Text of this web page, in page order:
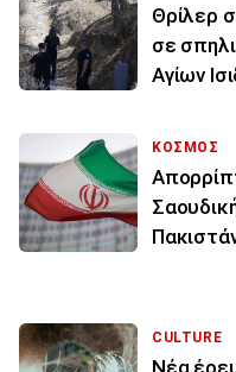
Θρίλερ
σε
Αγίων
ΚΟΣΜΟΣ
CULTURE
Νέα